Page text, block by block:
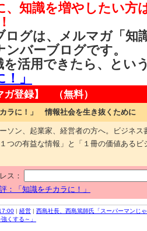
、知識を増やしたい方
グは、メルマガ「知
ンバーブログです。
活用できたら、と
」
ガ登録】 （無料）
カラに！」 情報社会を生き抜くために
ソン、起業家、経営者の方へ。ビジネ
つの有益な情報」と「１冊の価値ある
ス：
：「知識をチカラに！」
| 経営 | 西島社長、西島篤師氏「スーパーマンじ
くする～」